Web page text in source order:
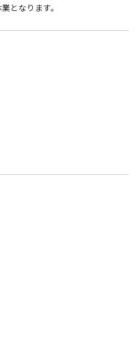
となります。